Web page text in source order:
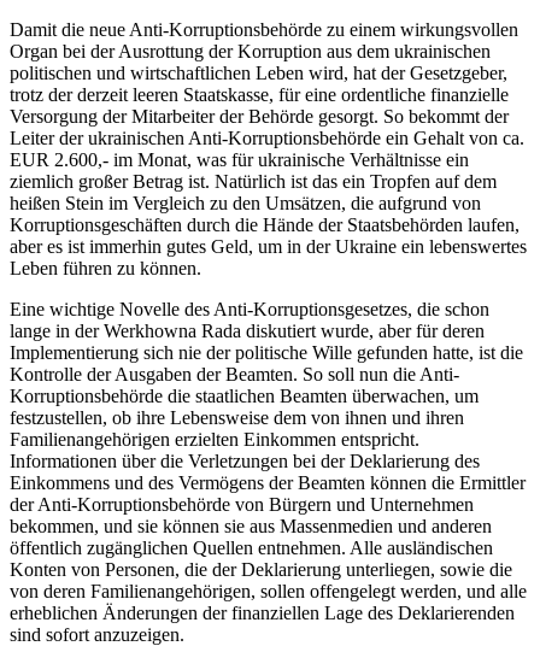
Damit die neue Anti-Korruptionsbehörde zu einem wirkungsvollen
Organ bei der Ausrottung der Korruption aus dem ukrainischen
politischen und wirtschaftlichen Leben wird, hat der Gesetzgeber,
trotz der derzeit leeren Staatskasse, für eine ordentliche finanzielle
Versorgung der Mitarbeiter der Behörde gesorgt. So bekommt der
Leiter der ukrainischen Anti-Korruptionsbehörde ein Gehalt von ca.
EUR 2.600,- im Monat, was für ukrainische Verhältnisse ein
ziemlich großer Betrag ist. Natürlich ist das ein Tropfen auf dem
heißen Stein im Vergleich zu den Umsätzen, die aufgrund von
Korruptionsgeschäften durch die Hände der Staatsbehörden laufen,
aber es ist immerhin gutes Geld, um in der Ukraine ein lebenswertes
Leben führen zu können.
Eine wichtige Novelle des Anti-Korruptionsgesetzes, die schon
lange in der Werkhowna Rada diskutiert wurde, aber für deren
Implementierung sich nie der politische Wille gefunden hatte, ist die
Kontrolle der Ausgaben der Beamten. So soll nun die Anti-
Korruptionsbehörde die staatlichen Beamten überwachen, um
festzustellen, ob ihre Lebensweise dem von ihnen und ihren
Familienangehörigen erzielten Einkommen entspricht.
Informationen über die Verletzungen bei der Deklarierung des
Einkommens und des Vermögens der Beamten können die Ermittler
der Anti-Korruptionsbehörde von Bürgern und Unternehmen
bekommen, und sie können sie aus Massenmedien und anderen
öffentlich zugänglichen Quellen entnehmen. Alle ausländischen
Konten von Personen, die der Deklarierung unterliegen, sowie die
von deren Familienangehörigen, sollen offengelegt werden, und alle
erheblichen Änderungen der finanziellen Lage des Deklarierenden
sind sofort anzuzeigen.